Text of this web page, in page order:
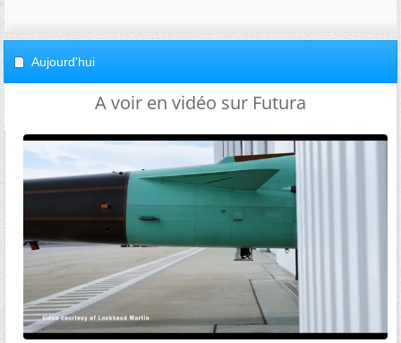
Aujourd'hui
A voir en vidéo sur Futura